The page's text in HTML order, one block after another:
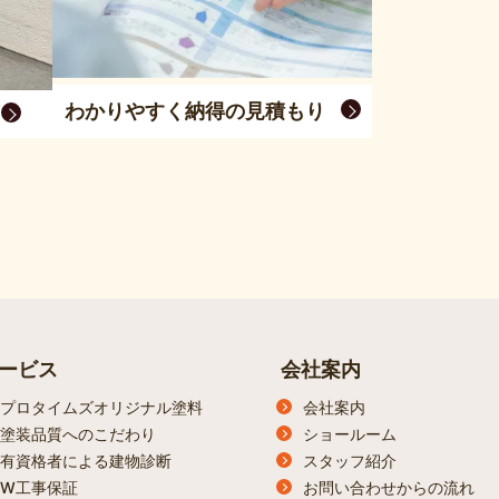
わかりやすく納得の見積もり
ビス
プロタイムズオリジナル塗料
塗装品質へのこだわり
有資格者による建物診断
W工事保証
会社案内
会社案内
ショールーム
スタッフ紹介
お問い合わせからの流れ